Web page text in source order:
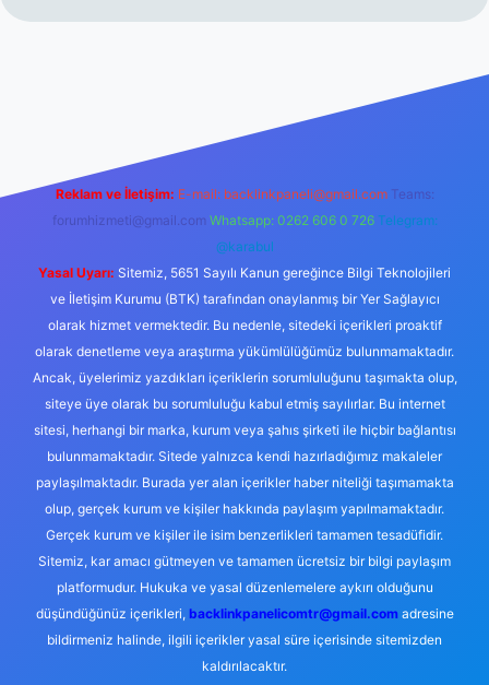
Reklam ve İletişim: E-mail: backlinkpaneli@gmail.com Teams:
forumhizmeti@gmail.com Whatsapp: 0262 606 0 726 Telegram:
@karabul
Yasal Uyarı: Sitemiz, 5651 Sayılı Kanun gereğince Bilgi Teknolojileri
ve İletişim Kurumu (BTK) tarafından onaylanmış bir Yer Sağlayıcı
olarak hizmet vermektedir. Bu nedenle, sitedeki içerikleri proaktif
olarak denetleme veya araştırma yükümlülüğümüz bulunmamaktadır.
Ancak, üyelerimiz yazdıkları içeriklerin sorumluluğunu taşımakta olup,
siteye üye olarak bu sorumluluğu kabul etmiş sayılırlar. Bu internet
sitesi, herhangi bir marka, kurum veya şahıs şirketi ile hiçbir bağlantısı
bulunmamaktadır. Sitede yalnızca kendi hazırladığımız makaleler
paylaşılmaktadır. Burada yer alan içerikler haber niteliği taşımamakta
olup, gerçek kurum ve kişiler hakkında paylaşım yapılmamaktadır.
Gerçek kurum ve kişiler ile isim benzerlikleri tamamen tesadüfidir.
Sitemiz, kar amacı gütmeyen ve tamamen ücretsiz bir bilgi paylaşım
platformudur. Hukuka ve yasal düzenlemelere aykırı olduğunu
düşündüğünüz içerikleri, backlinkpanelicomtr@gmail.comadresine
bildirmeniz halinde, ilgili içerikler yasal süre içerisinde sitemizden
kaldırılacaktır.